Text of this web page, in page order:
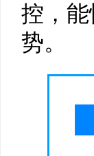
控，
势。